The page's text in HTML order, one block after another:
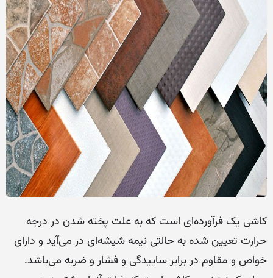
کاشی یک فرآورده‌ای است که به علت پخته شدن در درجه
حرارت تعیین شده به حالتی نیمه شیشه‌ای در می‌آید و دارای
خواص و مقاوم در برابر ساییدگی و فشار و ضربه می‌باشد.